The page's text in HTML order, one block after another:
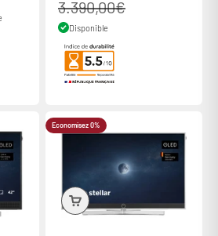
Prix normal
3.390,00€
Disponible
Economisez 0%